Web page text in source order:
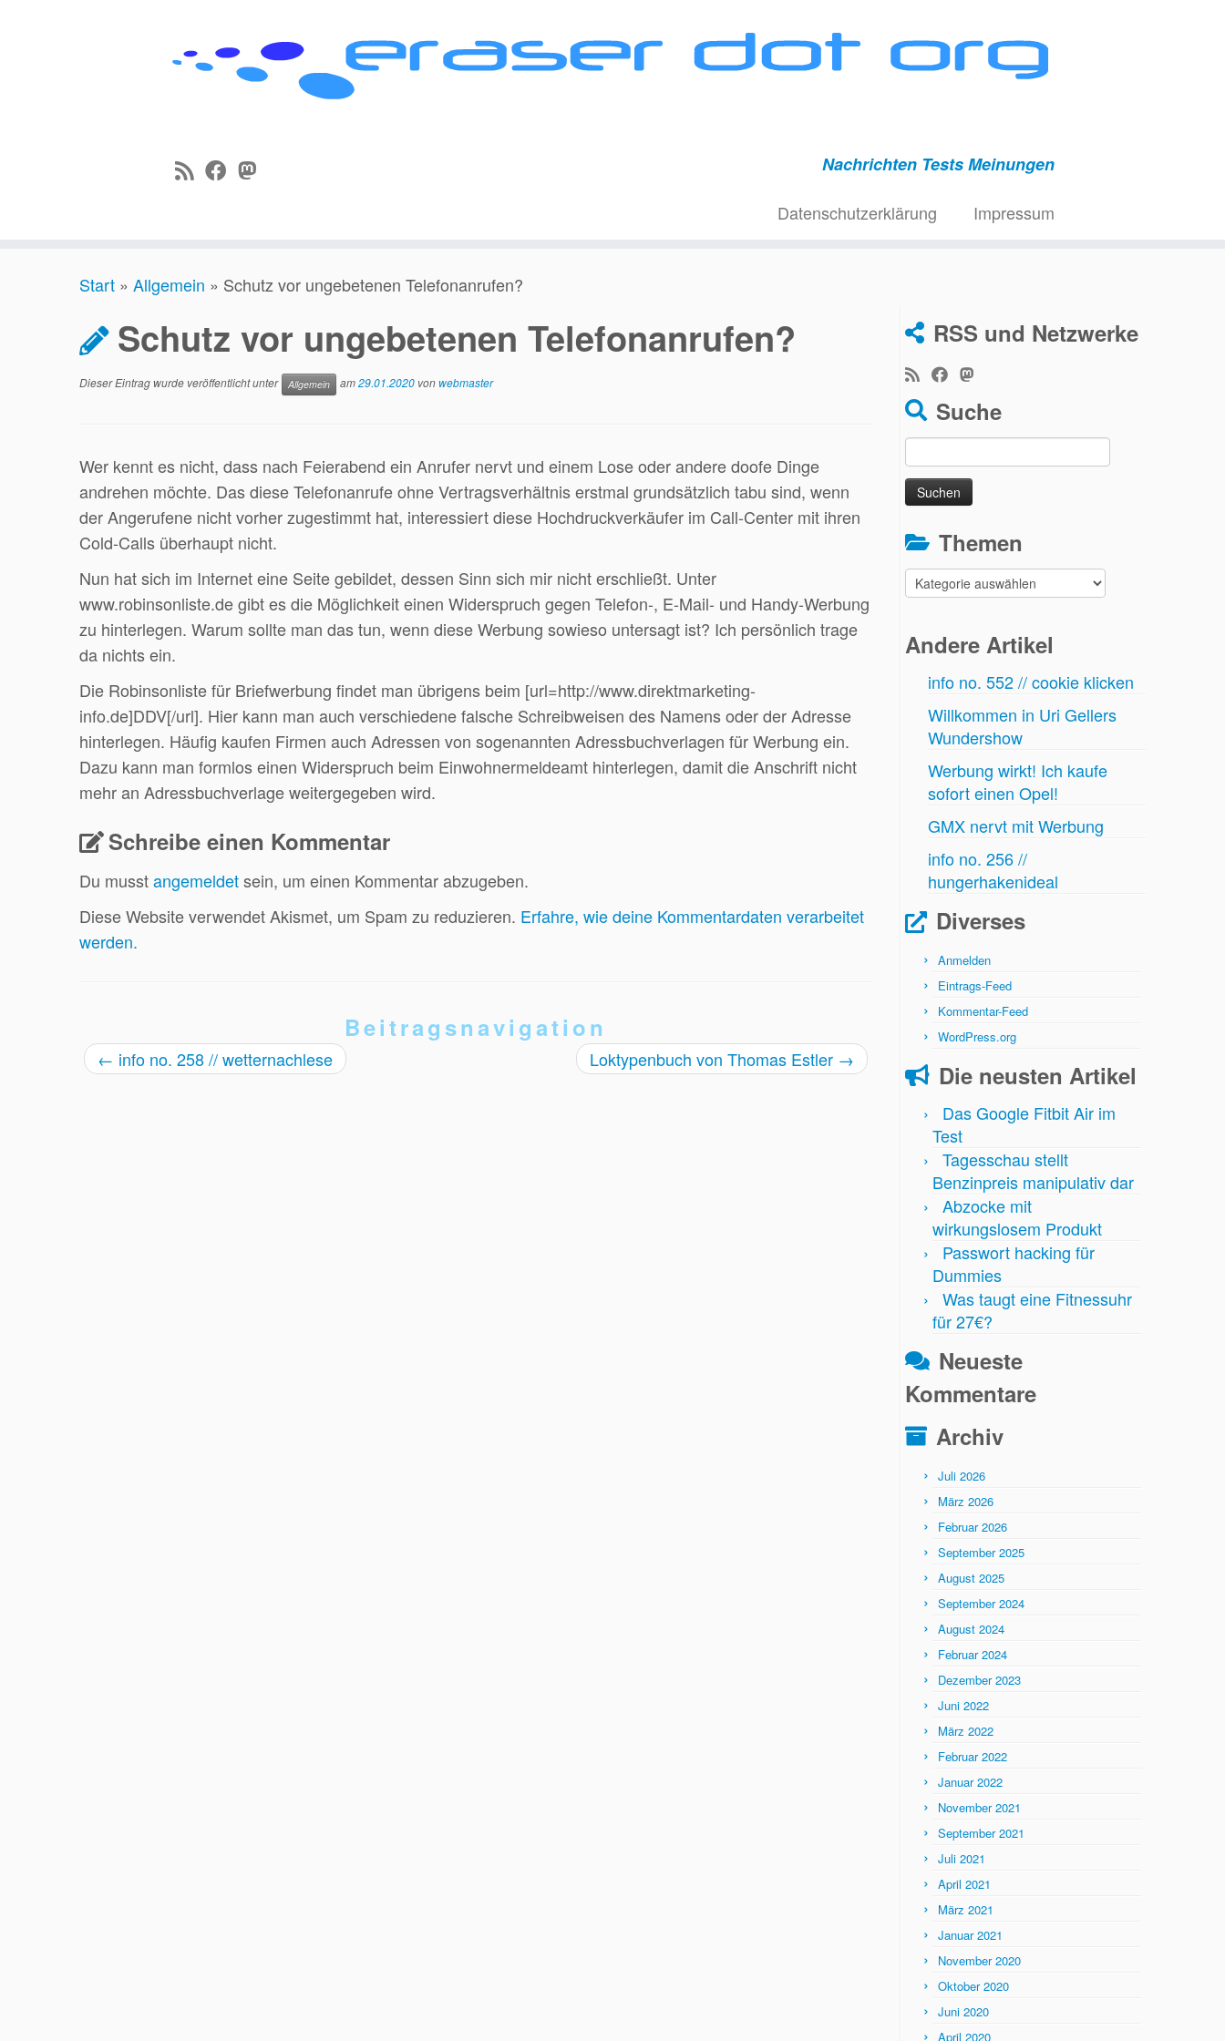
Nachrichten Tests Meinungen
Datenschutzerklärung Impressum
Start » Allgemein » Schutz vor ungebetenen Telefonanrufen?
Schutz vor ungebetenen Telefonanrufen?
Dieser Eintrag wurde veröffentlicht unter Allgemein am29.01.2020 vonwebmaster
Wer kennt es nicht, dass nach Feierabend ein Anrufer nervt und einem Lose oder andere doofe Dinge
andrehen möchte. Das diese Telefonanrufe ohne Vertragsverhältnis erstmal grundsätzlich tabu sind, wenn
der Angerufene nicht vorher zugestimmt hat, interessiert diese Hochdruckverkäufer im Call-Center mit ihren
Cold-Calls überhaupt nicht.
Nun hat sich im Internet eine Seite gebildet, dessen Sinn sich mir nicht erschließt. Unter
www.robinsonliste.de gibt es die Möglichkeit einen Widerspruch gegen Telefon-, E-Mail- und Handy-Werbung
zu hinterlegen. Warum sollte man das tun, wenn diese Werbung sowieso untersagt ist? Ich persönlich trage
da nichts ein.
Die Robinsonliste für Briefwerbung findet man übrigens beim [url=http://www.direktmarketing-
info.de]DDV[/url]. Hier kann man auch verschiedene falsche Schreibweisen des Namens oder der Adresse
hinterlegen. Häufig kaufen Firmen auch Adressen von sogenannten Adressbuchverlagen für Werbung ein.
Dazu kann man formlos einen Widerspruch beim Einwohnermeldeamt hinterlegen, damit die Anschrift nicht
mehr an Adressbuchverlage weitergegeben wird.
Schreibe einen Kommentar
Du musstangemeldetsein, um einen Kommentar abzugeben.
Diese Website verwendet Akismet, um Spam zu reduzieren. Erfahre, wie deine Kommentardaten verarbeitet
werden.
Beitragsnavigation
← info no. 258 // wetternachlese Loktypenbuch von Thomas Estler →
RSS und Netzwerke
Suche
nach:
Themen
Themen
Andere Artikel
info no. 552 // cookie klicken
Willkommen in Uri Gellers
Wundershow
Werbung wirkt! Ich kaufe
sofort einen Opel!
GMX nervt mit Werbung
info no. 256 //
hungerhakenideal
Diverses
Anmelden
Eintrags-Feed
Kommentar-Feed
WordPress.org
Die neusten Artikel
Das Google Fitbit Air im
Test
Tagesschau stellt
Benzinpreis manipulativ dar
Abzocke mit
wirkungslosem Produkt
Passwort hacking für
Dummies
Was taugt eine Fitnessuhr
für 27€?
Neueste
Kommentare
Archiv
Juli 2026
März 2026
Februar 2026
September 2025
August 2025
September 2024
August 2024
Februar 2024
Dezember 2023
Juni 2022
März 2022
Februar 2022
Januar 2022
November 2021
September 2021
Juli 2021
April 2021
März 2021
Januar 2021
November 2020
Oktober 2020
Juni 2020
April 2020